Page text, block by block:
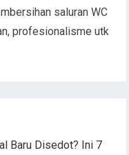
saluran WC
profesionalisme utk
Baru Disedot? Ini 7